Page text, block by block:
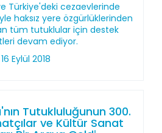
Türkiye'deki cezaevlerinde
haksız yere özgürlüklerinden
tüm tutuklular için destek
devam ediyor.
16 Eylül 2018
Tutukluluğunun 300.
ve Kültür Sanat